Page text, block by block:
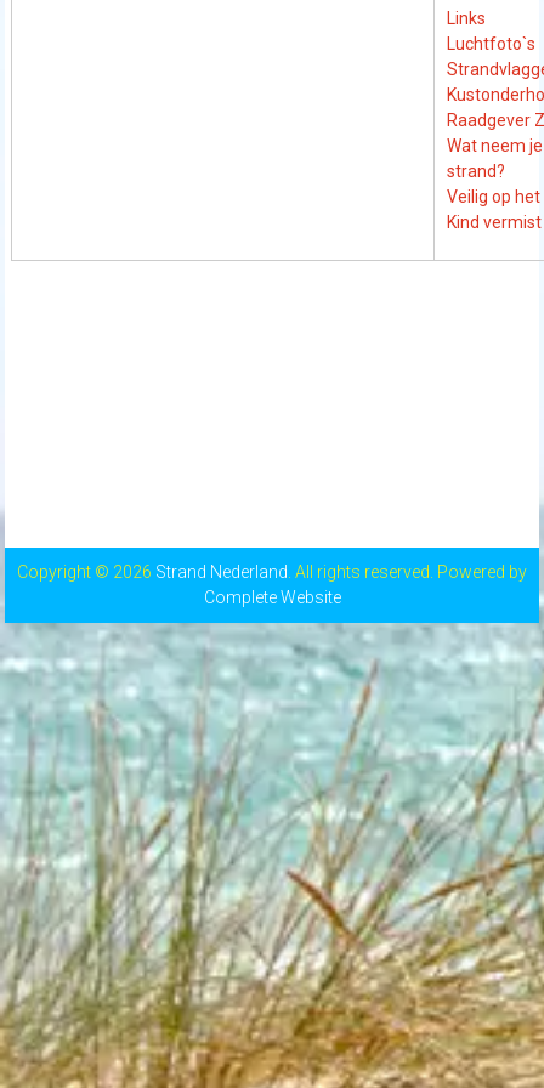
Links
Luchtfoto`s
Raadgever
Wat neem
strand?
Veilig op
Kind
Copyright © 2026 Strand Nederland . All rights reserved. Powered by
Complete Website